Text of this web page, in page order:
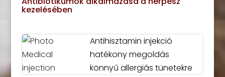
kezelésében
Antihisztamin injekció
hatékony megoldás
könnyű allergiás tünetekre